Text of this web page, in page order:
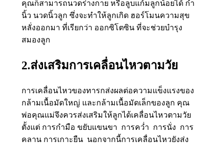
คุณก็สามารถนวดร่างกาย หรือลูบแก้มลูกน้อยได้ กำ
นิ้ว นวดนิ้วลูก ซึ่งจะทำให้ลูกเกิด ฮอร์โมนความสุข
หลั่งออกมา ที่เรียกว่า ออกซิโตซิน ที่จะช่วยบำรุง
สมองลูก
2.ส่งเสริมการเคลื่อนไหวตามวัย
การเคลื่อนไหวของทารกส่งผลต่อความแข็งแรงของ
กล้ามเนื้อมัดใหญ่ และกล้ามเนื้อมัดเล็กของลูก คุณ
พ่อคุณแม่จึงควรส่งเสริมให้ลูกได้เคลื่อนไหวตามวัย
ตั้งแต่ การกำมือ ขยับแขนขา การคว่ำ การนั่ง การ
คลาน การเกาะยืน นอกจากนี้การเคลื่อนไหวยังส่ง